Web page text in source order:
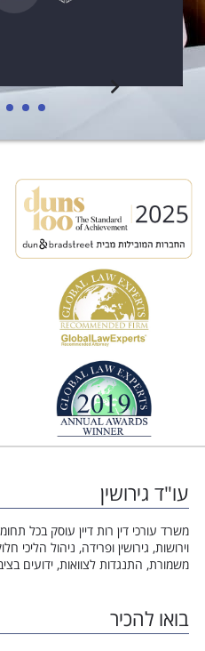
עו"ד גירושין
משרד עורכי דין רות דיין עוסק בכל
וירושות, גירושין ופרידה, ניהול הליכי
משמורת, התנגדות לצוואות, ידועים
בואו להכיר